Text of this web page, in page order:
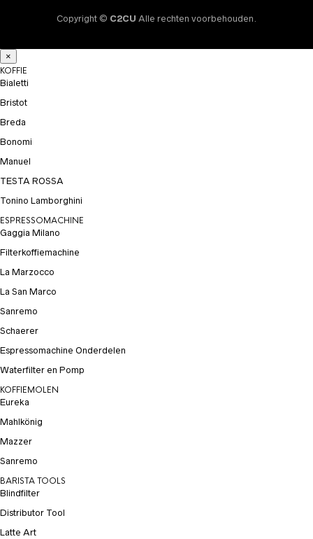
Copyright © C2CU Alle rechten voorbehouden.
×
KOFFIE
Bialetti
Bristot
Breda
Bonomi
Manuel
TESTA ROSSA
Tonino Lamborghini
ESPRESSOMACHINE
Gaggia Milano
Filterkoffiemachine
La Marzocco
La San Marco
Sanremo
Schaerer
Espressomachine Onderdelen
Waterfilter en Pomp
KOFFIEMOLEN
Eureka
Mahlkönig
Mazzer
Sanremo
BARISTA TOOLS
Blindfilter
Distributor Tool
Latte Art